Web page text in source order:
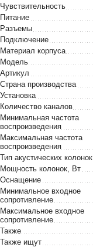
Чувствительность
Питание
Разъемы
Подключение
Материал корпуса
Модель
Артикул
Страна производства
Установка
Количество каналов
Минимальная частота
воспроизведения
Максимальная частота
воспроизведения
Тип акустических колонок
Мощность колонок, Вт
Оснащение
Минимальное входное
сопротивление
Максимальное входное
сопротивление
Также
Также ищут